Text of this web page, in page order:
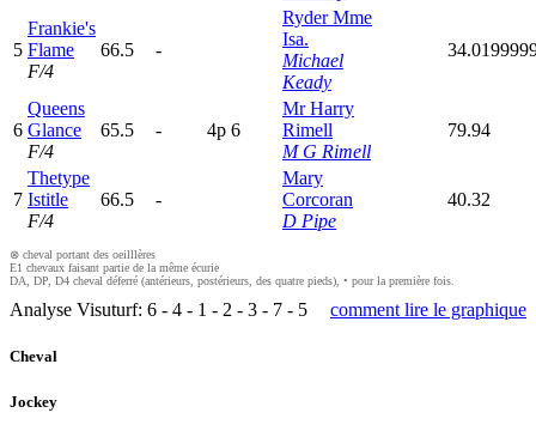
5
Frankie's
Flame
F/4
66.5 -
Ryder Mme
Isa.
Michael
Keady
6
Queens
Glance
F/4
65.5 - 4p 6
Mr Harry
Rimell
M G Rimell
79.94
7
Thetype
Istitle
F/4
66.5 -
Mary
Corcoran
D Pipe
40.32
⊗ cheval portant des oeilllères
E1 chevaux faisant partie de la même écurie
DA, DP, D4 cheval déferré (antérieurs, postérieurs, des quatre pieds), • pour la première fois.
Analyse Visuturf: 6 - 4 - 1 - 2 - 3 - 7 - 5 comment lire le graphique
Cheval
Jockey